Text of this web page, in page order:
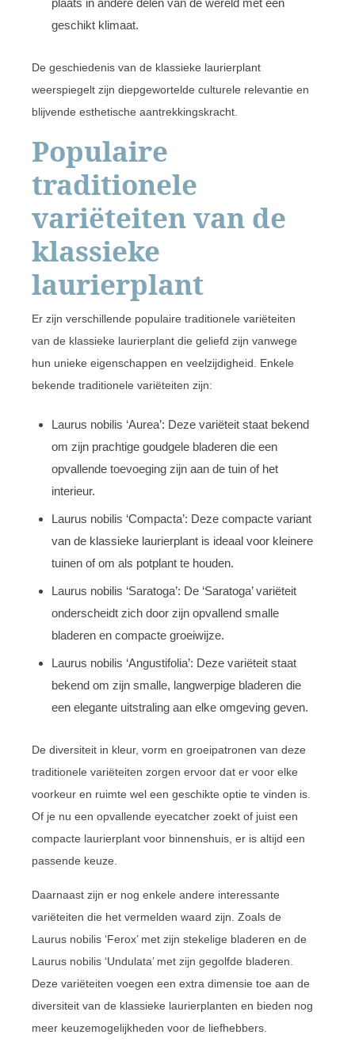
plaats in andere delen van de wereld met een
geschikt klimaat.
De geschiedenis van de klassieke laurierplant
weerspiegelt zijn diepgewortelde culturele relevantie en
blijvende esthetische aantrekkingskracht.
Populaire
traditionele
variëteiten van de
klassieke
laurierplant
Er zijn verschillende populaire traditionele variëteiten
van de klassieke laurierplant die geliefd zijn vanwege
hun unieke eigenschappen en veelzijdigheid. Enkele
bekende traditionele variëteiten zijn:
Laurus nobilis ‘Aurea’: Deze variëteit staat bekend
om zijn prachtige goudgele bladeren die een
opvallende toevoeging zijn aan de tuin of het
interieur.
Laurus nobilis ‘Compacta’: Deze compacte variant
van de klassieke laurierplant is ideaal voor kleinere
tuinen of om als potplant te houden.
Laurus nobilis ‘Saratoga’: De ‘Saratoga’ variëteit
onderscheidt zich door zijn opvallend smalle
bladeren en compacte groeiwijze.
Laurus nobilis ‘Angustifolia’: Deze variëteit staat
bekend om zijn smalle, langwerpige bladeren die
een elegante uitstraling aan elke omgeving geven.
De diversiteit in kleur, vorm en groeipatronen van deze
traditionele variëteiten zorgen ervoor dat er voor elke
voorkeur en ruimte wel een geschikte optie te vinden is.
Of je nu een opvallende eyecatcher zoekt of juist een
compacte laurierplant voor binnenshuis, er is altijd een
passende keuze.
Daarnaast zijn er nog enkele andere interessante
variëteiten die het vermelden waard zijn. Zoals de
Laurus nobilis ‘Ferox’ met zijn stekelige bladeren en de
Laurus nobilis ‘Undulata’ met zijn gegolfde bladeren.
Deze variëteiten voegen een extra dimensie toe aan de
diversiteit van de klassieke laurierplanten en bieden nog
meer keuzemogelijkheden voor de liefhebbers.